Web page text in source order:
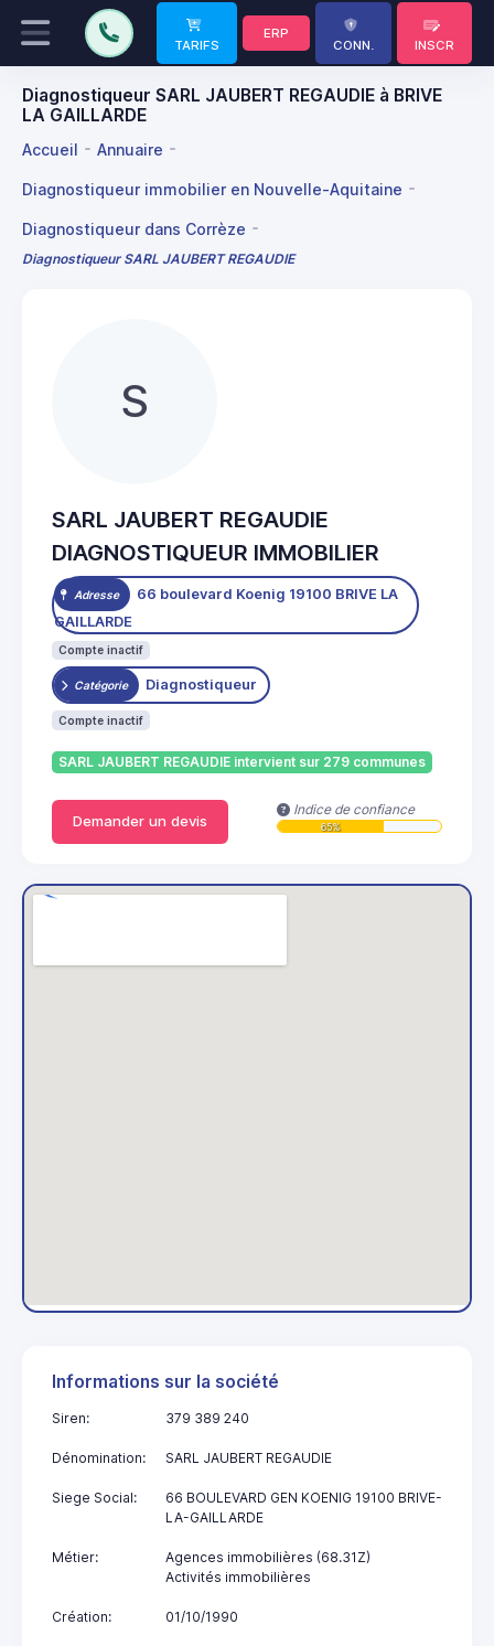
TARIFS
ERP
CONN.
INSCR
Diagnostiqueur SARL JAUBERT REGAUDIE à BRIVE
LA GAILLARDE
Accueil Annuaire
Diagnostiqueur immobilier en Nouvelle-Aquitaine
Diagnostiqueur dans Corrèze
Diagnostiqueur SARL JAUBERT REGAUDIE
S
SARL JAUBERT REGAUDIE
DIAGNOSTIQUEUR IMMOBILIER
Adresse
66 boulevard Koenig 19100 BRIVE LA
GAILLARDE
Compte inactif
Catégorie Diagnostiqueur
Compte inactif
SARL JAUBERT REGAUDIE intervient sur 279 communes
Demander un devis
Indice de confiance
65%
Informations sur la société
Siren: 379 389 240
Dénomination: SARL JAUBERT REGAUDIE
Siege Social:
66 BOULEVARD GEN KOENIG 19100 BRIVE-
LA-GAILLARDE
Métier:
Agences immobilières (68.31Z)
Activités immobilières
Création: 01/10/1990